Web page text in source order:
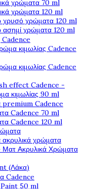
χρώματα 70 ml
χρώματα 120 ml
χρυσό χρώματα 120 ml
ασημί χρώματα 120 ml
Cadence
κιμωλίας Cadence
κιμωλίας Cadence
effect Cadence -
κιμωλίας 90 ml
premium Cadence
Cadence 70 ml
Cadence 120 ml
χρώματα
Ακρυλικά Χρώματα
(Λάκα)
Cadence
50 ml